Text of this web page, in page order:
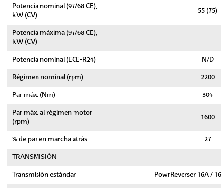
Potencia nominal (97/68 CE),
kW (CV)
55 (75)
Potencia máxima (97/68 CE),
kW (CV)
Potencia nominal (ECE-R24) N/D
Régimen nominal (rpm) 2200
Par máx. (Nm) 304
Par máx. al régimen motor
(rpm)
1600
% de par en marcha atrás 27
TRANSMISIÓN
Transmisión estándar PowrReverser 16A /